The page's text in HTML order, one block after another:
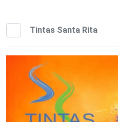
Tintas Santa Rita